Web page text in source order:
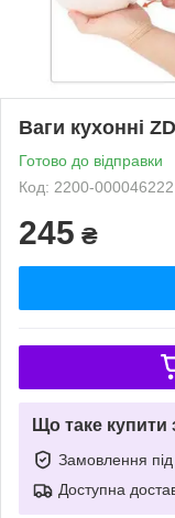
Ваги кухонні
Готово до відправки
Код: 2200-000046222
245 ₴
Що таке купити
Замовлення
Доступна